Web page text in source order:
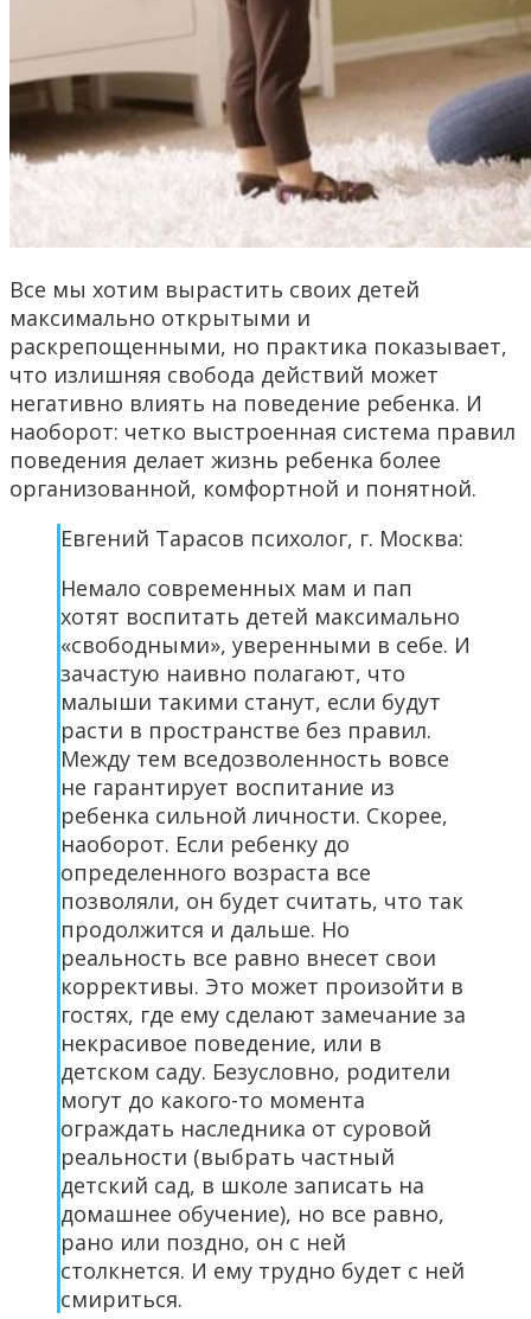
Все мы хотим вырастить своих детей
максимально открытыми и
раскрепощенными, но практика показывает,
что излишняя свобода действий может
негативно влиять на поведение ребенка. И
наоборот: четко выстроенная система правил
поведения делает жизнь ребенка более
организованной, комфортной и понятной.
Евгений Тарасов психолог, г. Москва:
Немало современных мам и пап
хотят воспитать детей максимально
«свободными», уверенными в себе. И
зачастую наивно полагают, что
малыши такими станут, если будут
расти в пространстве без правил.
Между тем вседозволенность вовсе
не гарантирует воспитание из
ребенка сильной личности. Скорее,
наоборот. Если ребенку до
определенного возраста все
позволяли, он будет считать, что так
продолжится и дальше. Но
реальность все равно внесет свои
коррективы. Это может произойти в
гостях, где ему сделают замечание за
некрасивое поведение, или в
детском саду. Безусловно, родители
могут до какого-то момента
ограждать наследника от суровой
реальности (выбрать частный
детский сад, в школе записать на
домашнее обучение), но все равно,
рано или поздно, он с ней
столкнется. И ему трудно будет с ней
смириться.